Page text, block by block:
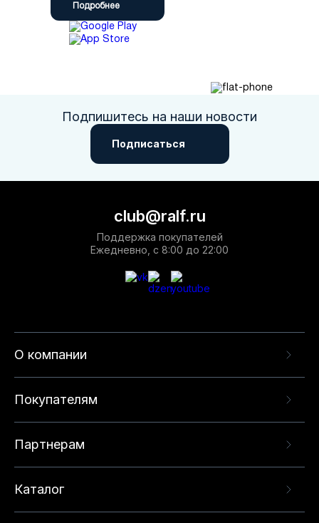
Подробнее
Подпишитесь на наши новости
Подписаться
О компании
Покупателям
Партнерам
Каталог
club@ralf.ru
Поддержка покупателей
Ежедневно, с 8:00 до 22:00